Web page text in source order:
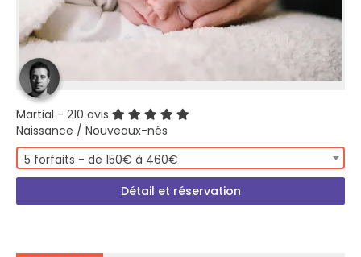
Martial - 210 avis
Naissance / Nouveaux-nés
5 forfaits - de 150€ à 460€
Détail et réservation